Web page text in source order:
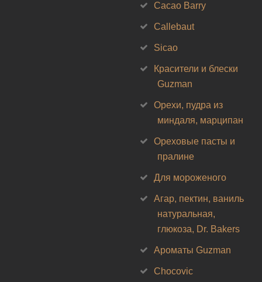
Cacao Barry
Callebaut
Sicao
Красители и блески
Guzman
Орехи, пудра из
миндаля, марципан
Ореховые пасты и
пралине
Для мороженого
Агар, пектин, ваниль
натуральная,
глюкоза, Dr. Bakers
Ароматы Guzman
Chocovic